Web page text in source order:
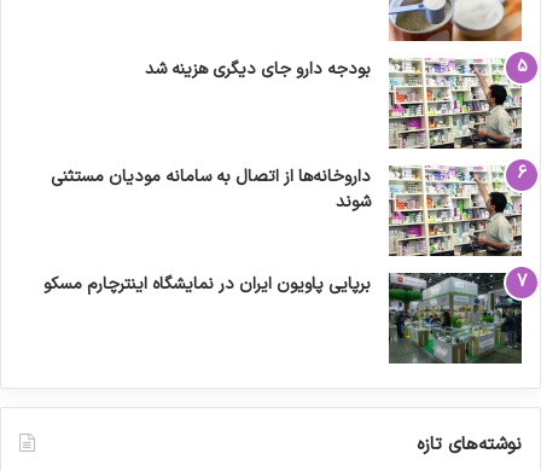
بودجه دارو جای دیگری هزینه شد
داروخانه‌ها از اتصال به سامانه مودیان مستثنی
شوند
برپایی پاویون ایران در نمایشگاه اینترچارم مسکو
نوشته‌های تازه